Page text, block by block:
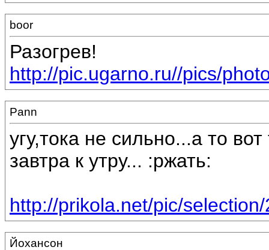
boor
Разогрев!
http://pic.ugarno.ru//pics/
Pann
угу,тока не сильно...а то
завтра к утру... :ржать:
http://prikola.net/pic/
Йохансон